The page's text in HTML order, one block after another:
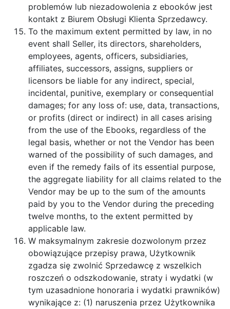
problemów lub niezadowolenia z ebooków jest
kontakt z Biurem Obsługi Klienta Sprzedawcy.
To the maximum extent permitted by law, in no
event shall Seller, its directors, shareholders,
employees, agents, officers, subsidiaries,
affiliates, successors, assigns, suppliers or
licensors be liable for any indirect, special,
incidental, punitive, exemplary or consequential
damages; for any loss of: use, data, transactions,
or profits (direct or indirect) in all cases arising
from the use of the Ebooks, regardless of the
legal basis, whether or not the Vendor has been
warned of the possibility of such damages, and
even if the remedy fails of its essential purpose,
the aggregate liability for all claims related to the
Vendor may be up to the sum of the amounts
paid by you to the Vendor during the preceding
twelve months, to the extent permitted by
applicable law.
W maksymalnym zakresie dozwolonym przez
obowiązujące przepisy prawa, Użytkownik
zgadza się zwolnić Sprzedawcę z wszelkich
roszczeń o odszkodowanie, straty i wydatki (w
tym uzasadnione honoraria i wydatki prawników)
wynikające z: (1) naruszenia przez Użytkownika